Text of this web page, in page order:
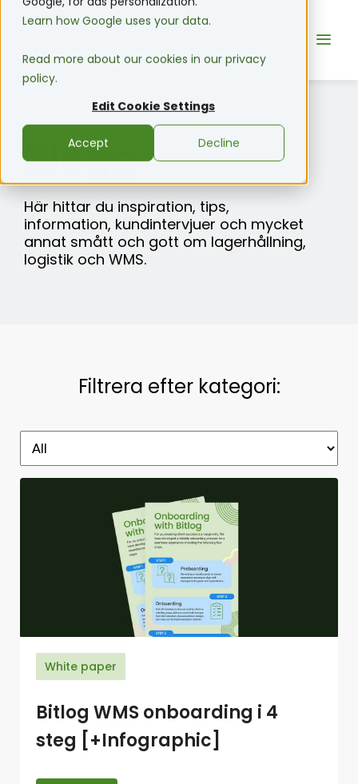
Learn how Google uses your data.
Read more about our cookies in our privacy
policy.
Edit Cookie Settings
Accept Decline
Blogg
Här hittar du inspiration, tips,
information, kundintervjuer och mycket
annat smått och gott om lagerhållning,
logistik och WMS.
Filtrera efter kategori:
White paper
Bitlog WMS onboarding i 4
steg [+Infographic]